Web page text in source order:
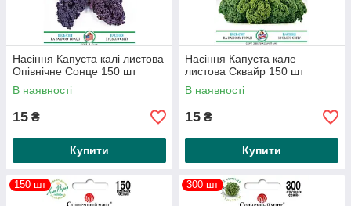
Насіння Капуста калі листова
Опівнічне Сонце 150 шт
В наявності
15 ₴
Купити
Насіння Капуста кале
листова Сквайр 150 шт
В наявності
15 ₴
Купити
150 шт 300 шт